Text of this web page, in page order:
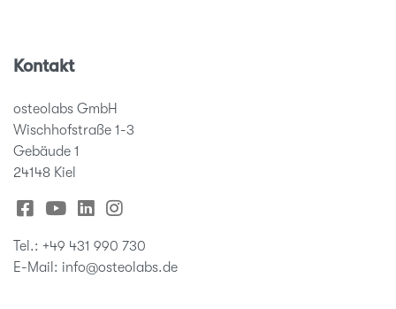
Kontakt
osteolabs GmbH
Wischhofstraße 1-3
Gebäude 1
24148 Kiel
Tel.: +49 431 990 730
E-Mail: info@osteolabs.de